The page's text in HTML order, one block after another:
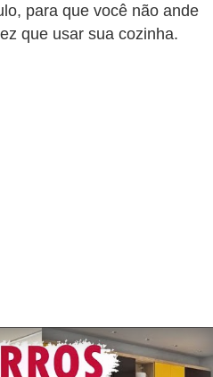
para que você não ande
que usar sua cozinha.